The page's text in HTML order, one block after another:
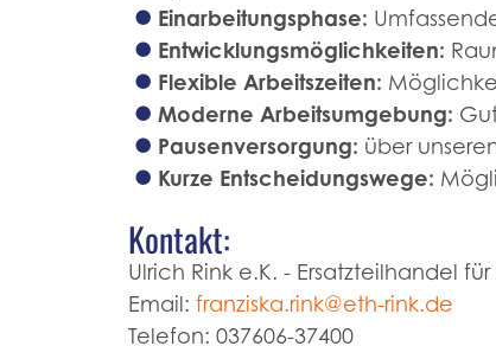
Einarbeitungsphase:
Entwicklungsmöglichkeiten:
Flexible Arbeitszeiten:
Moderne Arbeitsumgebung:
Pausenversorgung: über
Kurze Entscheidungswege:
Kontakt:
Ulrich Rink e.K. - Ersatzteilhandel
Email: franziska.rink@eth-rink.de
Telefon: 037606-37400